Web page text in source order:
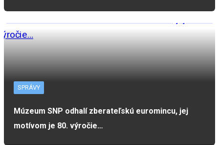
SPRÁVY
Múzeum SNP odhalí zberateľskú euromincu, jej
motívom je 80. výročie…